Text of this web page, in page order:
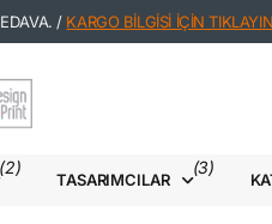
/ KARGO BİLGİSİ İÇİN
(2)
TASARIMCILAR
(3)